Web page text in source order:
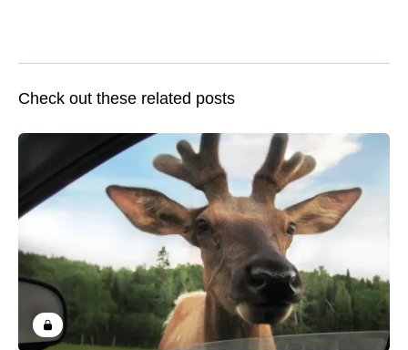
Check out these related posts